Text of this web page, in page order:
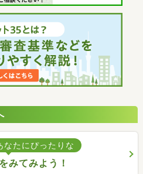
なたにぴったりな
みてみよう！